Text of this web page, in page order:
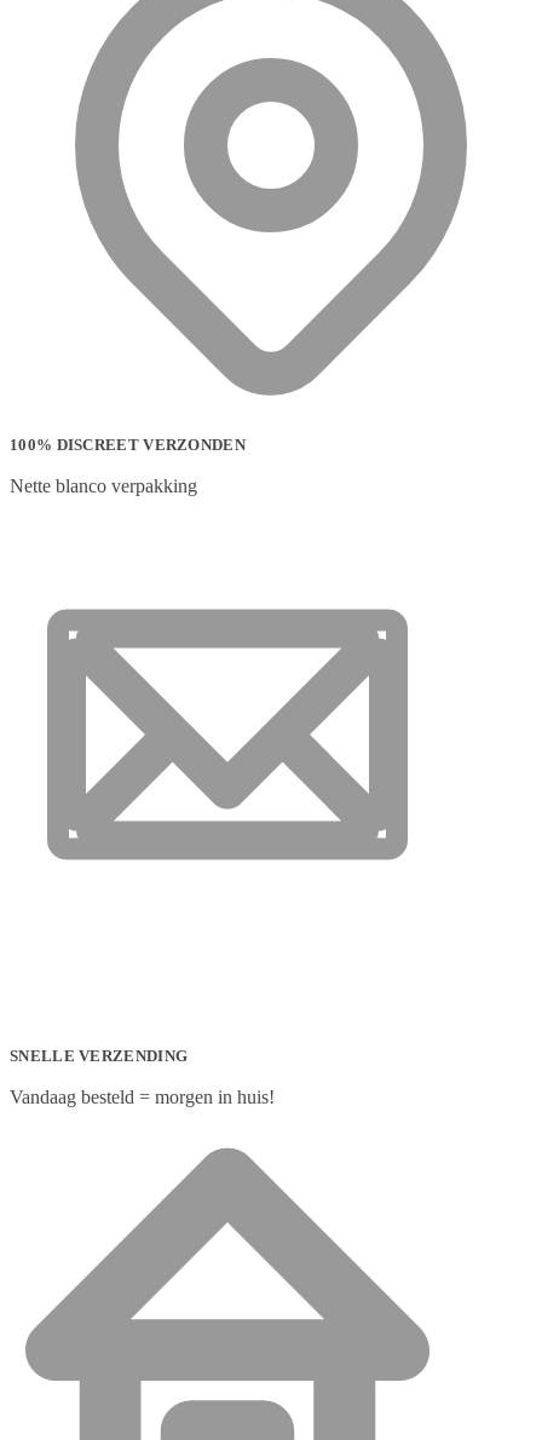
100% DISCREET VERZONDEN
Nette blanco verpakking
SNELLE VERZENDING
Vandaag besteld = morgen in huis!